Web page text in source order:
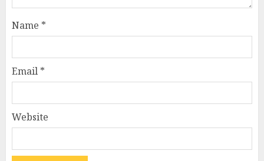
Name *
Email *
Website